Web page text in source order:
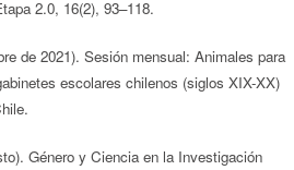
2.0, 16(2), 93–118.
de 2021). Sesión mensual: Animales para
escolares chilenos (siglos XIX-XX)
Género y Ciencia en la Investigación